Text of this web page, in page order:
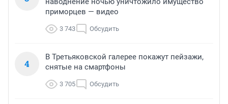
приморцев — видео
3 743 Обсудить
4
В Третьяковской галерее покажут пейзажи,
снятые на смартфоны
3 705 Обсудить